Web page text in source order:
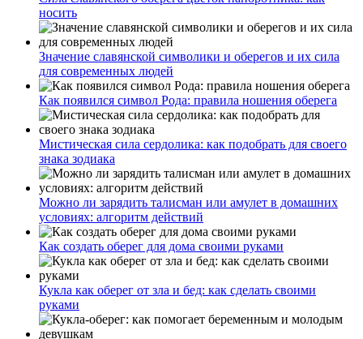
носить
Значение славянской символики и оберегов и их сила
для современных людей
Как появился символ Рода: правила ношения оберега
Мистическая сила сердолика: как подобрать для своего
знака зодиака
Можно ли зарядить талисман или амулет в домашних
условиях: алгоритм действий
Как создать оберег для дома своими руками
Кукла как оберег от зла и бед: как сделать своими
руками